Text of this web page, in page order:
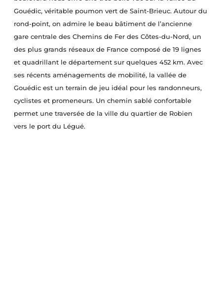
Gouédic, véritable poumon vert de Saint-Brieuc. Autour du
rond-point, on admire le beau bâtiment de l’ancienne
gare centrale des Chemins de Fer des Côtes-du-Nord, un
des plus grands réseaux de France composé de 19 lignes
et quadrillant le département sur quelques 452 km. Avec
ses récents aménagements de mobilité, la vallée de
Gouédic est un terrain de jeu idéal pour les randonneurs,
cyclistes et promeneurs. Un chemin sablé confortable
permet une traversée de la ville du quartier de Robien
vers le port du Légué.